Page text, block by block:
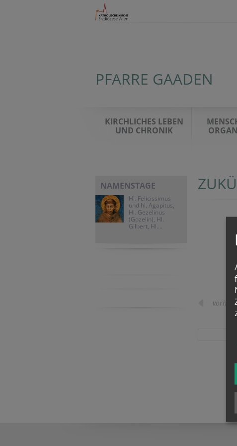
PFARRE GAADEN
KIRCHLICHES LEBEN
UND CHRONIK
NAMENSTAGE
Hl. Felicissimus
und hl. Agapitus,
Hl. Gezelinus
(Gozelin), Hl.
Gilbert, Hl....